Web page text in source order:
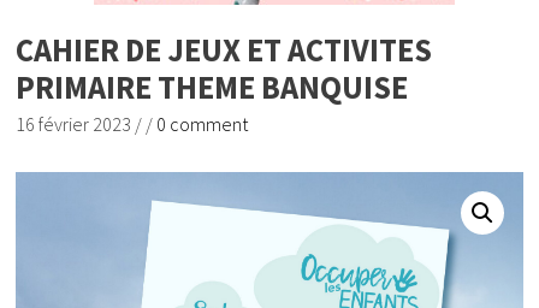
CAHIER DE JEUX ET ACTIVITES
PRIMAIRE THEME BANQUISE
16 février 2023 / / 0 comment